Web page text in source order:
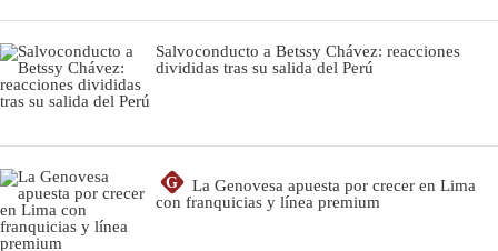
Salvoconducto a Betssy Chávez: reacciones
divididas tras su salida del Perú
G
La Genovesa apuesta por crecer en Lima
con franquicias y línea premium